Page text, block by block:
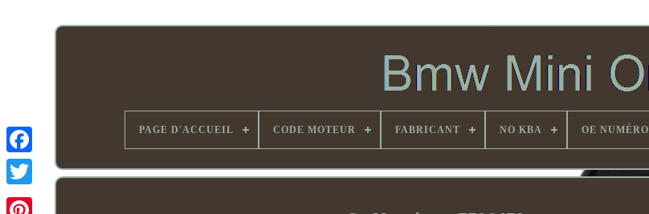
PAGE D'ACCUEIL CODE MOTEUR FABRICANT NO KBA OE NUMÉRO